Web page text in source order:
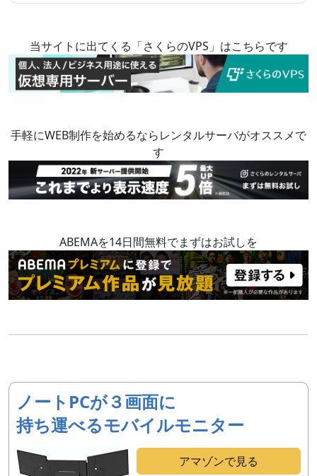
当サイトに出てくる「さくらのVPS」はこちらです
手軽にWEB制作を始めるならレンタルサーバがオススメで
す
ABEMAを14日間無料でまずはお試しを
ノートPCが３画面に
持ち運べるモバイルモニター
アマゾンで見る